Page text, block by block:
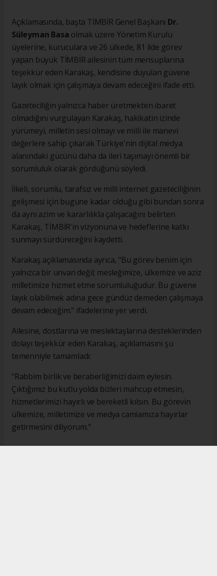
Açıklamasında, başta TİMBİR Genel Başkanı Dr.
Süleyman Basa olmak üzere Yönetim Kurulu
üyelerine, kuruculara ve 26 ülkede, 81 ilde görev
yapan büyük TİMBİR ailesinin tüm mensuplarına
teşekkür eden Karakaş, kendisine duyulan güvene
layık olmak için çalışmaya devam edeceğini ifade etti.
Gazeteciliğin yalnızca haber üretmekten ibaret
olmadığını vurgulayan Karakaş, hakikatin izinde
yürümeyi, milletin sesi olmayı ve milli ile manevi
değerlere sahip çıkarak Türkiye'nin dijital medya
alanındaki gücünü daha da ileri taşımayı önemli bir
sorumluluk olarak gördüğünü söyledi.
İlkeli, sorumlu, tarafsız ve milli internet gazeteciliğinin
gelişmesi için bugüne kadar olduğu gibi bundan sonra
da aynı azim ve kararlılıkla çalışacağını belirten
Karakaş, TİMBİR'in vizyonuna ve hedeflerine katkı
sunmayı sürdüreceğini kaydetti.
Karakaş açıklamasında ayrıca, "Bu görev benim için
yalnızca bir unvan değil; mesleğimize, ülkemize ve aziz
milletimize hizmet etme sorumluluğudur. Bu güvene
layık olabilmek adına gece gündüz demeden çalışmaya
devam edeceğim." ifadelerine yer verdi.
Ailesine, dostlarına ve meslektaşlarına desteklerinden
dolayı teşekkür eden Karakaş, açıklamasını şu
temenniyle tamamladı:
"Rabbim birlik ve beraberliğimizi daim eylesin.
Çıktığımız bu kutlu yolda bizleri mahcup etmesin,
hizmetlerimizi hayırlı ve bereketli kılsın. Bu görevin
ülkemize, milletimize ve medya camiamıza hayırlar
getirmesini diliyorum."